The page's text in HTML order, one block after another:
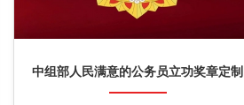
中组部人民满意的公务员立功奖章定制